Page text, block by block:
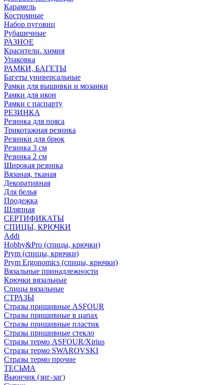
Карамель
Костюмные
Набор пуговиц
Рубашечные
РАЗНОЕ
Красители. химия
Упаковка
РАМКИ, БАГЕТЫ
Багеты универсальные
Рамки для вышивки и мозаики
Рамки для икон
Рамки с паспарту
РЕЗИНКА
Резинка для пояса
Трикотажная резинка
Резинки для брюк
Резинка 3 см
Резинка 2 см
Широкая резинка
Вязаная, тканая
Декоративная
Для белья
Продежка
Шляпная
СЕРТИФИКАТЫ
СПИЦЫ, КРЮЧКИ
Addi
Hobby&Pro (спицы, крючки)
Prym (спицы, крючки)
Prym Ergonomics (спицы, крючки)
Вязальные принадлежности
Крючки вязальные
Спицы вязальные
СТРАЗЫ
Стразы пришивные ASFOUR
Стразы пришивные в цапах
Стразы пришивные пластик
Стразы пришивные стекло
Стразы термо ASFOUR/Xirius
Стразы термо SWAROVSKI
Стразы термо прочие
ТЕСЬМА
Вьюнчик (зиг-заг)